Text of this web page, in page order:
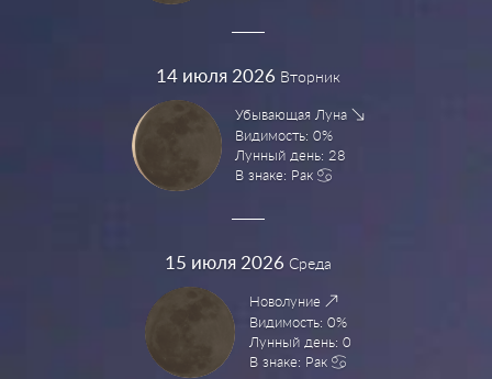
14 июля 2026 Вторник
Убывающая Луна
Видимость: 0%
Лунный день: 28
В знаке: Рак
15 июля 2026 Среда
Новолуние
Видимость: 0%
Лунный день: 0
В знаке: Рак